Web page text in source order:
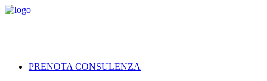
PRENOTA CONSULENZA